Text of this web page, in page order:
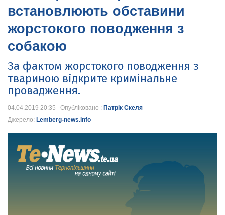
встановлюють обставини
жорстокого поводження з
собакою
За фактом жорстокого поводження з
твариною відкрите кримінальне
провадження.
04.04.2019 20:35 Опубліковано : Патрік Скеля
Джерело: Lemberg-news.info